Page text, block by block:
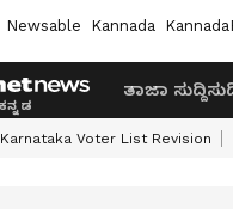
Newsable Kannada
ತಾಜಾ ಸುದ್ದಿ
Karnataka Voter List Revision